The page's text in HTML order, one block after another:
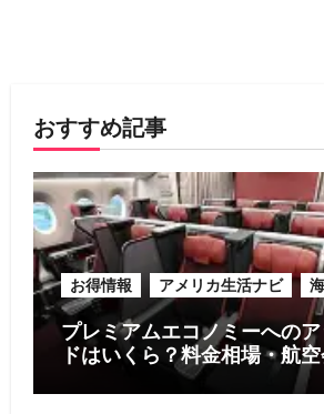
おすすめ記事
お得情報 アメリカ生活ナビ
プレミアムエコノミーへの
ドはいくら？料金相場・航
例・お得に利用する5つのコ
版】